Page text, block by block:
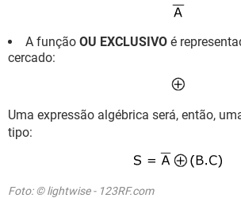
A função OU EXCLUSIVO é
cercado:
Uma expressão algébrica será, então,
tipo:
Foto: © lightwise - 123RF.com